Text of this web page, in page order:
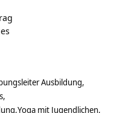
Ausbildung
Yoga mit Jugendlichen